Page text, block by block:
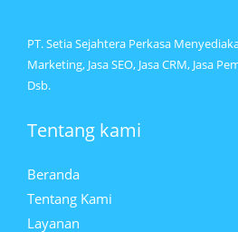
PT. Setia Sejahtera Perkasa
Marketing, Jasa SEO, Jasa CRM, Jasa
Dsb.
Tentang kami
Beranda
Tentang Kami
Layanan